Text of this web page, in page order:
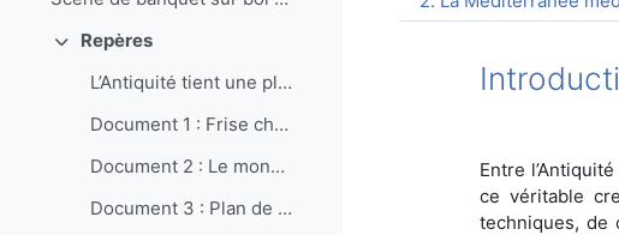
Replier
Repères
L’Antiquité tient une place importante dans le...
Document 1 : Frise chronologique {INSERT_ALEPH99:...
Document 2 : Le monde grec en Méditerranée du VI...
Document 3 : Plan de la ville de Rome
Entre
ce véritable
techniques, de